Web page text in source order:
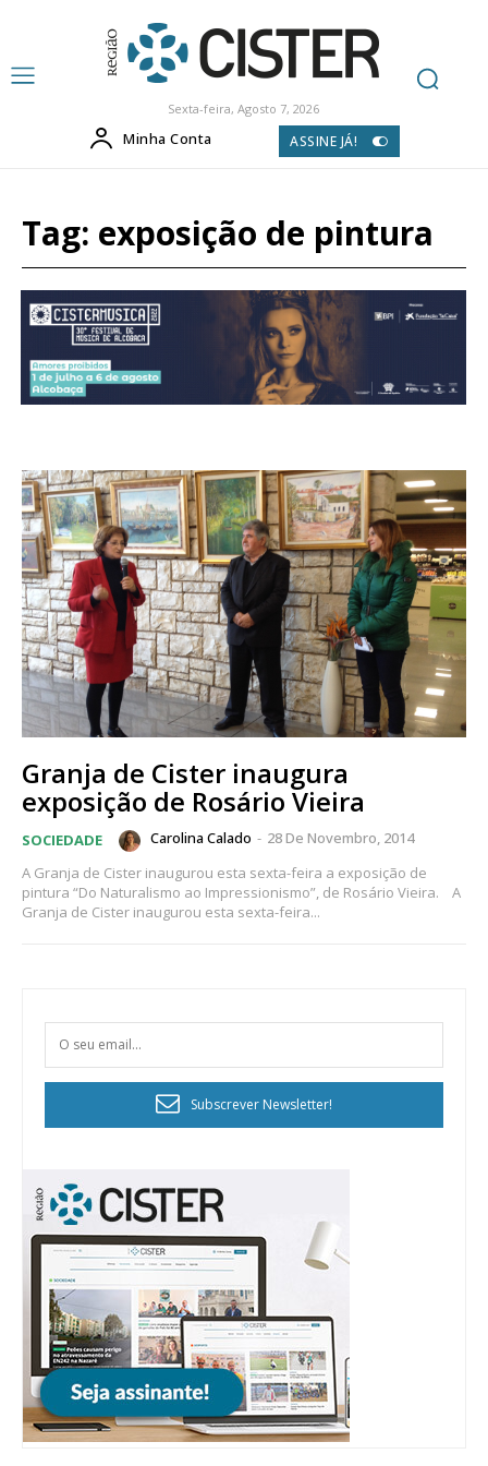
Sexta-feira, Agosto 7, 2026
Minha Conta ASSINE JÁ!
Tag: exposição de pintura
Granja de Cister inaugura
exposição de Rosário Vieira
SOCIEDADE Carolina Calado - 28 De Novembro, 2014
A Granja de Cister inaugurou esta sexta-feira a exposição de
pintura “Do Naturalismo ao Impressionismo”, de Rosário Vieira. A
Granja de Cister inaugurou esta sexta-feira...
Subscrever Newsletter!